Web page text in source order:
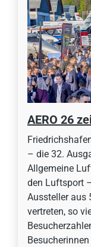
AERO 26
– die 32.
Allgemeine
den Luftsport
Aussteller aus
vertreten, so